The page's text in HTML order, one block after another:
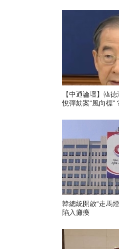
【中通論壇】韓
悅彈劾案“風向標”
韓總統開啟“走馬
陷入癱瘓